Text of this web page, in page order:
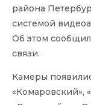
района
системой
Об этом
связи.
Камеры
«Комаровский»,